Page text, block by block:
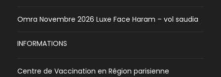
Omra Novembre 2026 Luxe Face Haram – vol saudia
INFORMATIONS
Centre de Vaccination en Région parisienne